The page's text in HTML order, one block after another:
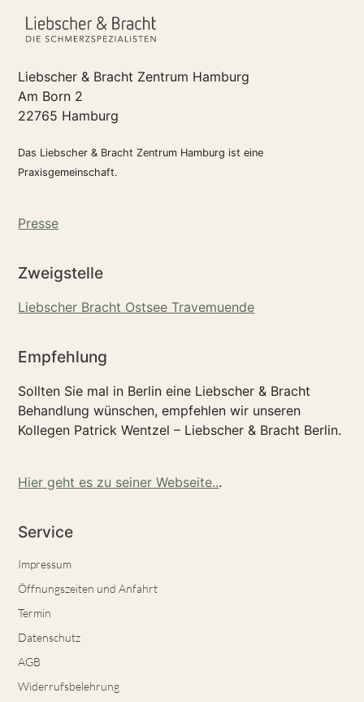
Liebscher & Bracht Zentrum Hamburg
Am Born 2
22765 Hamburg
Das Liebscher & Bracht Zentrum Hamburg ist eine
Praxisgemeinschaft.
Presse
Zweigstelle
Liebscher Bracht Ostsee Travemuende
Empfehlung
Sollten Sie mal in Berlin eine Liebscher & Bracht
Behandlung wünschen, empfehlen wir unseren
Kollegen Patrick Wentzel – Liebscher & Bracht Berlin.
Hier geht es zu seiner Webseite...
Service
Impressum
Öffnungszeiten und Anfahrt
Termin
Datenschutz
AGB
Widerrufsbelehrung